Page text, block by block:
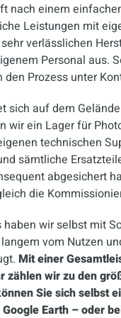
nach einem
Leistungen mit
verlässlichen
Personal aus.
Prozess unter
sich auf dem
wir ein Lager für
technischen
sämtliche
abgesichert
die
haben wir selbst mit
vom Nutzen
Mit einer
zählen wir zu den
Sie sich selbst
Earth – oder